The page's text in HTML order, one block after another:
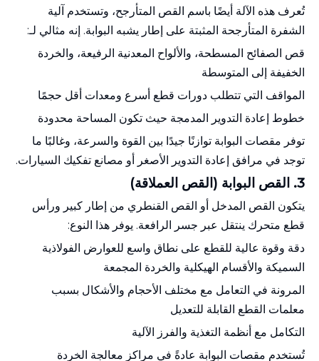
تُعرف هذه الآلة أيضًا باسم القص المتأرجح، وتستخدم آلية
الشفرة المتأرجحة المثبتة على إطار يشبه البوابة. إنه مثالي لـ:
قص الصفائح المسطحة، والألواح المعدنية الرفيعة، والخردة
الخفيفة إلى المتوسطة
المواقف التي تتطلب دورات قطع أسرع ومعدات أقل حجمًا
خطوط إعادة التدوير المدمجة حيث تكون المساحة محدودة
توفر مقصات البوابة توازنًا جيدًا بين القوة والسرعة، وغالبًا ما
توجد في مرافق إعادة التدوير الأصغر أو مصانع تفكيك السيارات.
3. القص البوابة (القص العملاقة)
يتكون القص المدخل أو القص القنطري من إطار كبير ورأس
قطع متحرك ينتقل عبر جسر الرافعة. يوفر هذا النوع:
دقة وقوة عالية للقطع على نطاق واسع للعوارض الفولاذية
السميكة والأقسام الهيكلية والخردة المجمعة
المرونة في التعامل مع مختلف الأحجام والأشكال بسبب
معلمات القطع القابلة للتعديل
التكامل مع أنظمة التغذية والفرز الآلية
تُستخدم مقصات البوابة عادةً في مراكز معالجة الخردة